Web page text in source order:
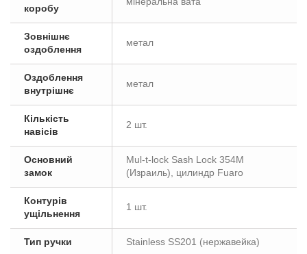
коробу
Зовнішнє
оздоблення
метал
Оздоблення
внутрішнє
метал
Кількість
навісів
2 шт.
Основний
замок
Mul-t-lock Sash Lock 354M
(Израиль), цилиндр Fuaro
Контурів
ущільнення
1 шт.
Тип ручки Stainless SS201 (нержавейка)